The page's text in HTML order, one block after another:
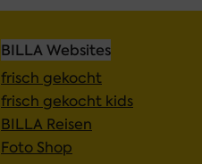
BILLA Websites
frisch gekocht
frisch gekocht kids
BILLA Reisen
Foto Shop